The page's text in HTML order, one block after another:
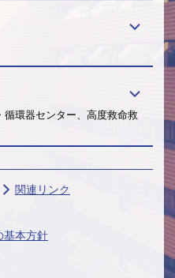
循環器センター、高度救命救
関連リンク
基本方針